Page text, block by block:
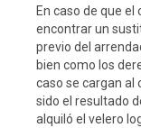
En caso de que
encontrar un
previo del
bien como los
caso se cargan al
sido el resultado
alquiló el velero